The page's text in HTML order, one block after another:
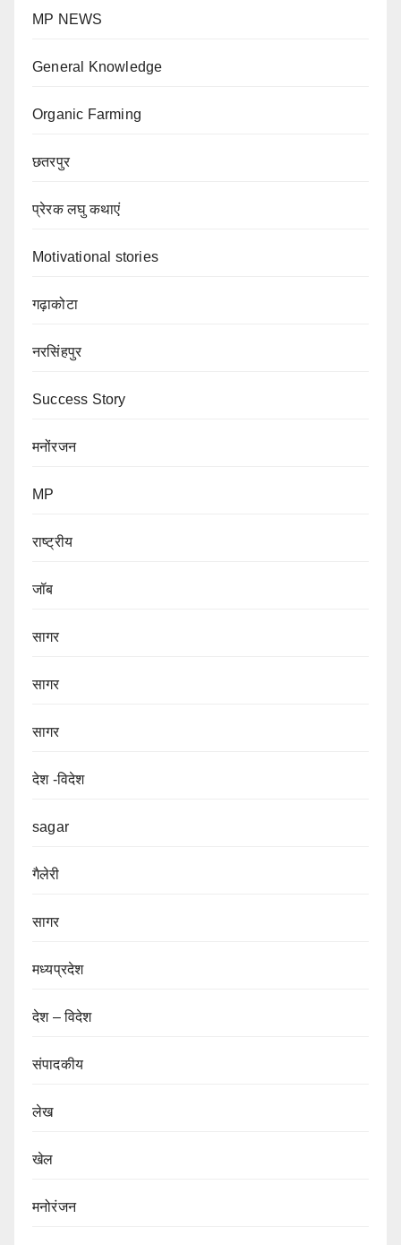
MP NEWS
General Knowledge
Organic Farming
छतरपुर
प्रेरक लघु कथाएं
Motivational stories
गढ़ाकोटा
नरसिंहपुर
Success Story
मनोंरजन
MP
राष्ट्रीय
जॉब
सागर
सागर
सागर
देश -विदेश
sagar
गैलेरी
सागर
मध्यप्रदेश
देश – विदेश
संपादकीय
लेख
खेल
मनोरंजन